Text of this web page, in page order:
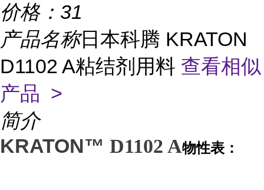
价格： 31
产品名称日本科腾 KRATON
D1102 A粘结剂用料 查看相似
产品 >
简介
KRATON™ D1102 A物性表：